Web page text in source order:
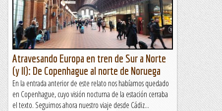
Atravesando Europa en tren de Sur a Norte
(y II): De Copenhague al norte de Noruega
En la entrada anterior de este relato nos habíamos quedado
en Copenhague, cuyo visión nocturna de la estación cerraba
el texto. Seguimos ahora nuestro viaje desde Cádiz...